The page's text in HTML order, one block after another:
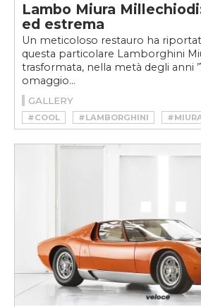
Lambo Miura
ed estrema
Un meticoloso restauro ha
questa particolare Lamborghini
trasformata, nella metà degli anni
omaggio...
GALLERY
#COOL #LAMBORGHINI
#VINTAGE
#WALLACE